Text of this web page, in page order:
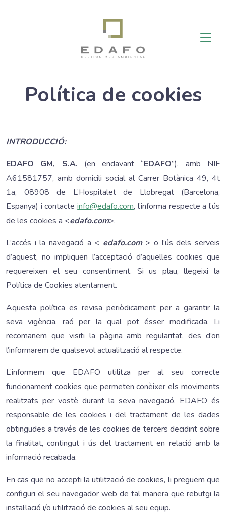
Política de cookies
INTRODUCCIÓ:
EDAFO GM, S.A. (en endavant “EDAFO”), amb NIF
A61581757, amb domicili social al Carrer Botànica 49, 4t
1a, 08908 de L’Hospitalet de Llobregat (Barcelona,
Espanya) i contacteinfo@edafo.com, l’informa respecte a l’ús
de les cookies a <edafo.com>.
L’accés i la navegació a < edafo.com> o l’ús dels serveis
d’aquest, no impliquen l’acceptació d’aquelles cookies que
requereixen el seu consentiment. Si us plau, llegeixi la
Política de Cookies atentament.
Aquesta política es revisa periòdicament per a garantir la
seva vigència, raó per la qual pot ésser modificada. Li
recomanem que visiti la pàgina amb regularitat, des d’on
l’informarem de qualsevol actualització al respecte.
L’informem que EDAFO utilitza per al seu correcte
funcionament cookies que permeten conèixer els moviments
realitzats per vostè durant la seva navegació. EDAFO és
responsable de les cookies i del tractament de les dades
obtingudes a través de les cookies de tercers decidint sobre
la finalitat, contingut i ús del tractament en relació amb la
informació recabada.
En cas que no accepti la utilització de cookies, li preguem que
configuri el seu navegador web de tal manera que rebutgi la
instal·lació i/o utilització de cookies al seu equip.